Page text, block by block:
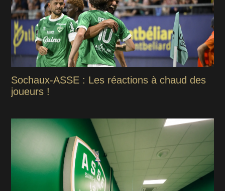
Sochaux-ASSE : Les réactions à chaud des
joueurs !